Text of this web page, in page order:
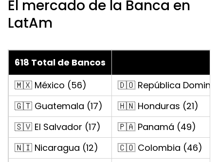
El mercado de la Banca en
LatAm
618 Total de Bancos
🇲🇽 México (56)
🇩🇴 República
🇬🇹 Guatemala (17)
🇭🇳 Honduras (21)
🇸🇻 El Salvador (17)
🇵🇦 Panamá (49)
🇳🇮 Nicaragua (12)
🇨🇴 Colombia (46)